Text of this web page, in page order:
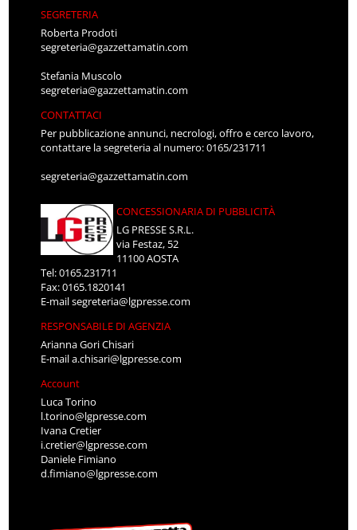
SEGRETERIA
Roberta Prodoti
segreteria@gazzettamatin.com
Stefania Muscolo
segreteria@gazzettamatin.com
CONTATTACI
Per pubblicazione annunci, necrologi, offro e cerco lavoro,
contattare la segreteria al numero: 0165/231711
segreteria@gazzettamatin.com
CONCESSIONARIA DI PUBBLICITÀ
LG PRESSE S.R.L.
via Festaz, 52
11100 AOSTA
Tel: 0165.231711
Fax: 0165.1820141
E-mailsegreteria@lgpresse.com
RESPONSABILE DI AGENZIA
Arianna Gori Chisari
E-maila.chisari@lgpresse.com
Account
Luca Torino
l.torino@lgpresse.com
Ivana Cretier
i.cretier@lgpresse.com
Daniele Fimiano
d.fimiano@lgpresse.com